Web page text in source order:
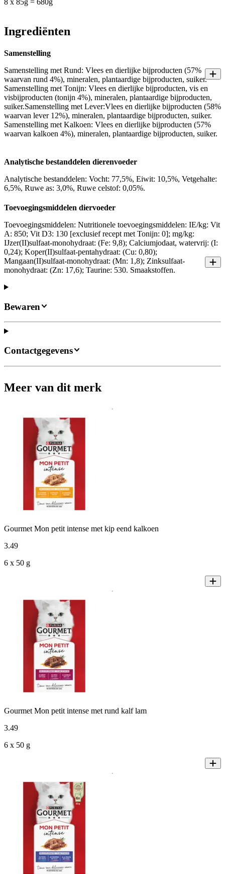
8 x 85g = 680g
Ingrediënten
Samenstelling
Samenstelling met Rund: Vlees en dierlijke bijproducten (57%
waarvan rund 4%), mineralen, plantaardige bijproducten, suiker.
Samenstelling met Tonijn: Vlees en dierlijke bijproducten, vis en
visbijproducten (tonijn 4%), mineralen, plantaardige bijproducten,
suiker.Samenstelling met Lever:Vlees en dierlijke bijproducten (58%
waarvan lever 12%), mineralen, plantaardige bijproducten, suiker.
Samenstelling met Kalkoen: Vlees en dierlijke bijproducten (57%
waarvan kalkoen 4%), mineralen, plantaardige bijproducten, suiker.
Analytische bestanddelen dierenvoeder
Analytische bestanddelen: Vocht: 77,5%, Eiwit: 10,5%, Vetgehalte:
6,5%, Ruwe as: 3,0%, Ruwe celstof: 0,05%.
Toevoegingsmiddelen diervoeder
Toevoegingsmiddelen: Nutritionele toevoegingsmiddelen: IE/kg: Vit
A: 850; Vit D3: 130 [exclusief recept met Tonijn: 0]; mg/kg:
IJzer(II)sulfaat-monohydraat: (Fe: 9,8); Calciumjodaat, watervrij: (I:
0,24); Koper(II)sulfaat-pentahydraat: (Cu: 0,80);
Mangaan(II)sulfaat-monohydraat: (Mn: 1,8); Zinksulfaat-
monohydraat: (Zn: 17,6); Taurine: 530. Smaakstoffen.
Bewaren
Contactgegevens
Meer van dit merk
Gourmet Mon petit intense met kip eend kalkoen
3.49
6 x 50 g
Gourmet Mon petit intense met rund kalf lam
3.49
6 x 50 g